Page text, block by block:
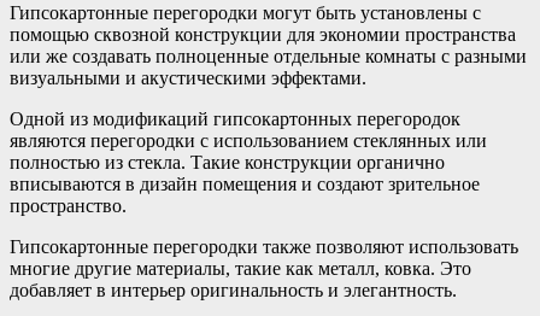
Гипсокартонные перегородки могут быть установлены с
помощью сквозной конструкции для экономии пространства
или же создавать полноценные отдельные комнаты с разными
визуальными и акустическими эффектами.
Одной из модификаций гипсокартонных перегородок
являются перегородки с использованием стеклянных или
полностью из стекла. Такие конструкции органично
вписываются в дизайн помещения и создают зрительное
пространство.
Гипсокартонные перегородки также позволяют использовать
многие другие материалы, такие как металл, ковка. Это
добавляет в интерьер оригинальность и элегантность.